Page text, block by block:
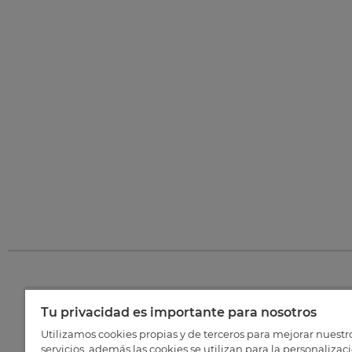
Tu privacidad es importante para nosotros
Utilizamos cookies propias y de terceros para mejorar
servicios, además las cookies se utilizan para la